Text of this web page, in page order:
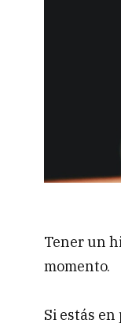
Tener un
momento.
Si estás